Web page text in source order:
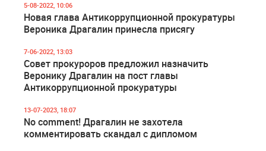
5-08-2022, 10:06
Новая глава Антикоррупционной прокуратуры
Вероника Драгалин принесла присягу
7-06-2022, 13:03
Совет прокуроров предложил назначить
Веронику Драгалин на пост главы
Антикоррупционной прокуратуры
13-07-2023, 18:07
No comment! Драгалин не захотела
комментировать скандал с дипломом